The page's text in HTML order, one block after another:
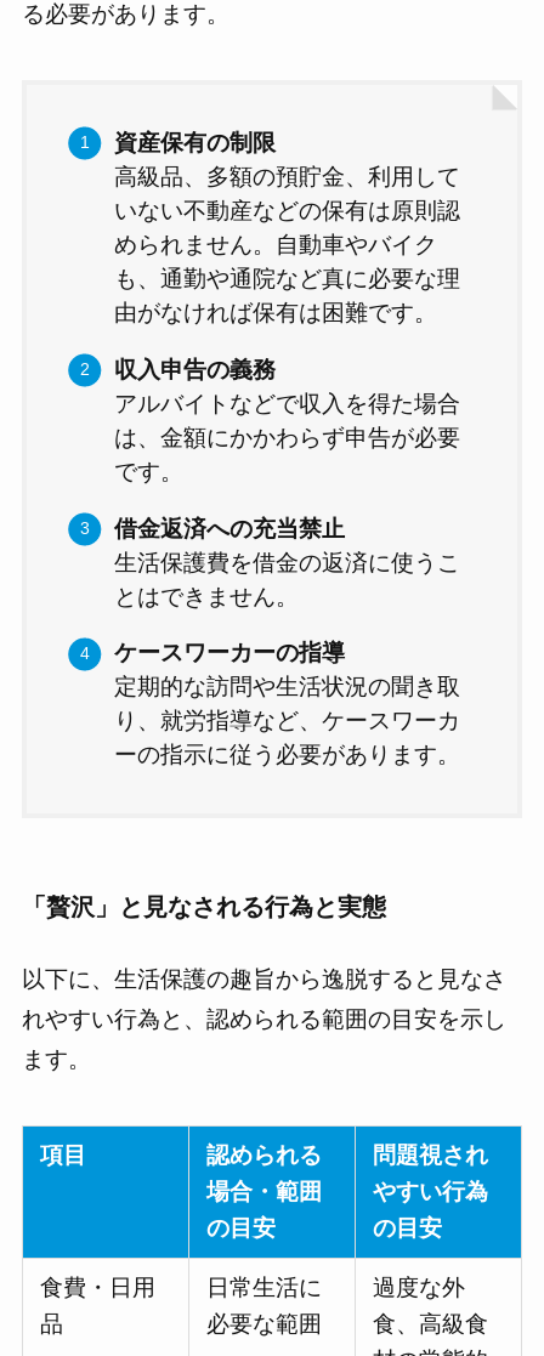
る必要があります。
資産保有の制限
高級品、多額の預貯金、利用して
いない不動産などの保有は原則認
められません。自動車やバイク
も、通勤や通院など真に必要な理
由がなければ保有は困難です。
収入申告の義務
アルバイトなどで収入を得た場合
は、金額にかかわらず申告が必要
です。
借金返済への充当禁止
生活保護費を借金の返済に使うこ
とはできません。
ケースワーカーの指導
定期的な訪問や生活状況の聞き取
り、就労指導など、ケースワーカ
ーの指示に従う必要があります。
「贅沢」と見なされる行為と実態
以下に、生活保護の趣旨から逸脱すると見なさ
れやすい行為と、認められる範囲の目安を示し
ます。
項目
認められる
場合・範囲
の目安
問題視され
やすい行為
の目安
食費・日用
品
日常生活に
必要な範囲
過度な外
食、高級食